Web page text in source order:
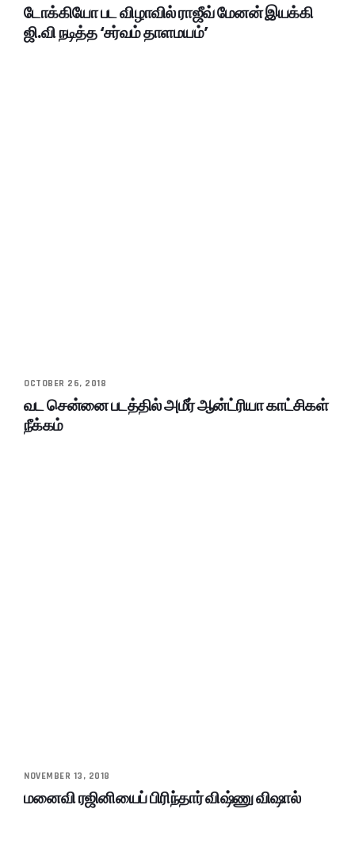
டோக்கியோ பட விழாவில் ராஜீவ் மேனன் இயக்கி
ஜி.வி நடித்த ‘சர்வம் தாளமயம்’
OCTOBER 26, 2018
வட சென்னை படத்தில் அமீர் ஆன்ட்ரியா காட்சிகள்
நீக்கம்
NOVEMBER 13, 2018
மனைவி ரஜினியைப் பிரிந்தார் விஷ்ணு விஷால்